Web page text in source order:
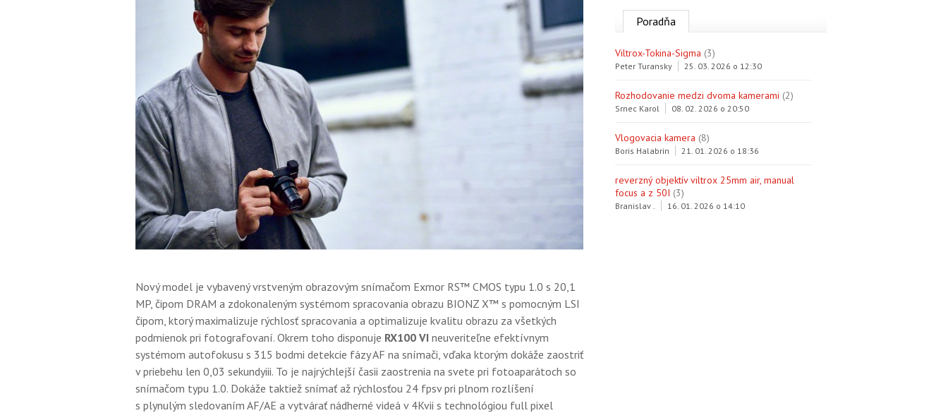
Nový model je vybavený vrstveným obrazovým snímačom Exmor RS™ CMOS typu 1.0 s 20,1
MP, čipom DRAM a zdokonaleným systémom spracovania obrazu BIONZ X™ s pomocným LSI
čipom, ktorý maximalizuje rýchlosť spracovania a optimalizuje kvalitu obrazu za všetkých
podmienok pri fotografovaní. Okrem toho disponuje RX100 VI neuveriteľne efektívnym
systémom autofokusu s 315 bodmi detekcie fázy AF na snímači, vďaka ktorým dokáže zaostriť
v priebehu len 0,03 sekundyiii. To je najrýchlejší časii zaostrenia na svete pri fotoaparátoch so
snímačom typu 1.0. Dokáže taktiež snímať až rýchlosťou 24 fpsv pri plnom rozlíšení
s plynulým sledovaním AF/AE a vytvárať nádherné videá v 4Kvii s technológiou full pixel
Poradňa
Viltrox-Tokina-Sigma (3)
Peter Turansky 25. 03. 2026 o 12:30
Rozhodovanie medzi dvoma kamerami (2)
Srnec Karol 08. 02. 2026 o 20:50
Vlogovacia kamera (8)
Boris Halabrin 21. 01. 2026 o 18:36
reverzný objektív viltrox 25mm air, manual
focus a z 50I (3)
Branislav . 16. 01. 2026 o 14:10